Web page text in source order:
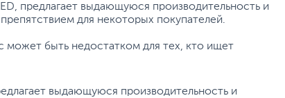
предлагает выдающуюся производительность и
для некоторых покупателей.
может быть недостатком для тех, кто ищет
выдающуюся производительность и